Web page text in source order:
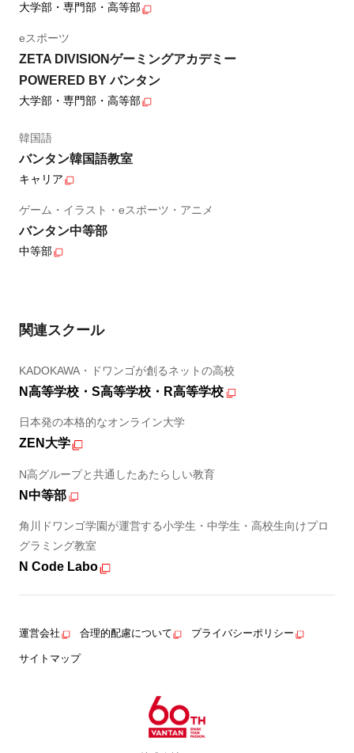
大学部・専門部・高等部
eスポーツ
ZETA DIVISIONゲーミングアカデミー
POWERED BY バンタン
大学部・専門部・高等部
韓国語
バンタン韓国語教室
キャリア
ゲーム・イラスト・eスポーツ・アニメ
バンタン中等部
中等部
関連スクール
KADOKAWA・ドワンゴが創るネットの高校
N高等学校・S高等学校・R高等学校
日本発の本格的なオンライン大学
ZEN大学
N高グループと共通したあたらしい教育
N中等部
角川ドワンゴ学園が運営する小学生・中学生・高校生向けプロ
グラミング教室
N Code Labo
運営会社 合理的配慮について プライバシーポリシー
サイトマップ